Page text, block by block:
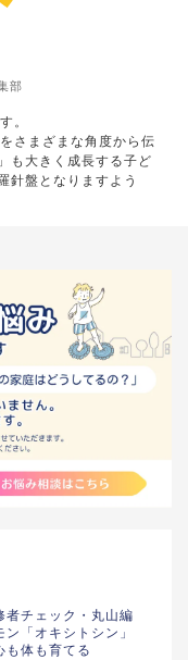
部
。
さまざまな角度から伝
も大きく成長する子ど
針盤となりますよう
者チェック・丸山編
「オキシトシン」
も体も育てる